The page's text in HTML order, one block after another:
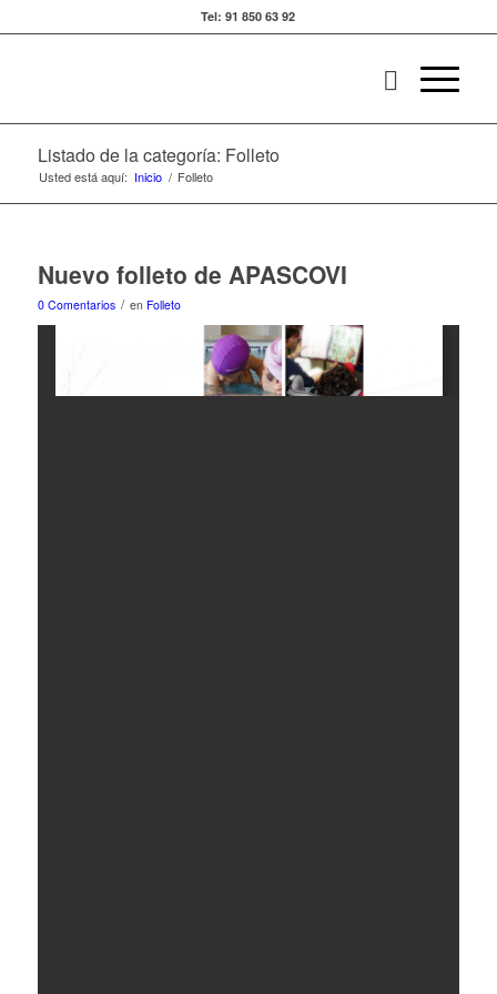
Tel: 91 850 63 92
Listado de la categoría: Folleto
Usted está aquí: Inicio / Folleto
Nuevo folleto de APASCOVI
0 Comentarios / en Folleto